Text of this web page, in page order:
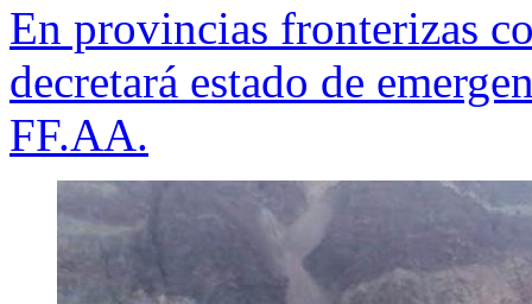
En provincias fronterizas
decretará estado de
FF.AA.